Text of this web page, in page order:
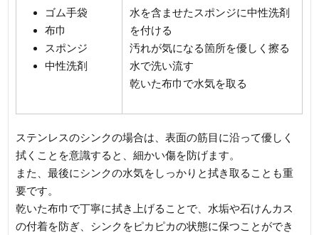
ゴム手袋
布巾
スポンジ
中性洗剤
水を含ませたスポンジに中性洗剤
を付ける
汚れが気になる箇所を優しく擦る
水で洗い流す
乾いた布巾で水気を取る
ステンレスのシンクの場合は、表面の筋目に沿って優しく
拭くことを意識すると、細かい傷を防げます。
また、最後にシンクの水気をしっかりと拭き取ることも重
要です。
乾いた布巾で丁寧に拭き上げることで、水垢や石けんカス
の付着を防ぎ、シンクをピカピカの状態に保つことができ